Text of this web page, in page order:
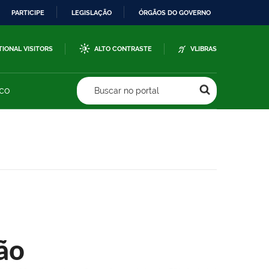
PARTICIPE LEGISLAÇÃO ÓRGÃOS DO GOVERNO
VISITORS ALTO CONTRASTE VLIBRAS
Buscar no portal